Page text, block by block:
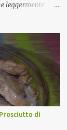
leggermente
utilizzato
piatti innovativi.
prova della
ideato da
che ha
che hanno
di peperone.
di